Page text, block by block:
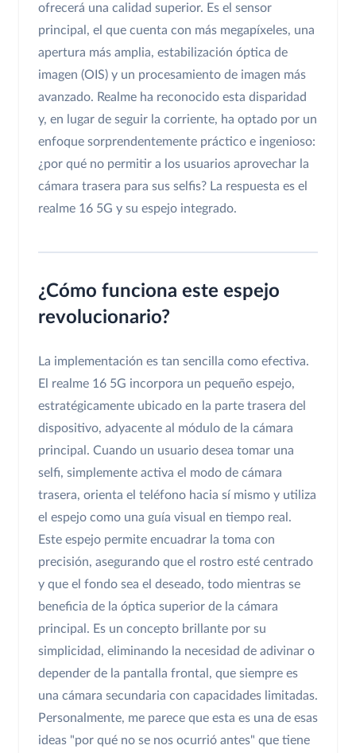
ofrecerá una calidad superior. Es el sensor
principal, el que cuenta con más megapíxeles, una
apertura más amplia, estabilización óptica de
imagen (OIS) y un procesamiento de imagen más
avanzado. Realme ha reconocido esta disparidad
y, en lugar de seguir la corriente, ha optado por un
enfoque sorprendentemente práctico e ingenioso:
¿por qué no permitir a los usuarios aprovechar la
cámara trasera para sus selfis? La respuesta es el
realme 16 5G y su espejo integrado.
¿Cómo funciona este espejo
revolucionario?
La implementación es tan sencilla como efectiva.
El realme 16 5G incorpora un pequeño espejo,
estratégicamente ubicado en la parte trasera del
dispositivo, adyacente al módulo de la cámara
principal. Cuando un usuario desea tomar una
selfi, simplemente activa el modo de cámara
trasera, orienta el teléfono hacia sí mismo y utiliza
el espejo como una guía visual en tiempo real.
Este espejo permite encuadrar la toma con
precisión, asegurando que el rostro esté centrado
y que el fondo sea el deseado, todo mientras se
beneficia de la óptica superior de la cámara
principal. Es un concepto brillante por su
simplicidad, eliminando la necesidad de adivinar o
depender de la pantalla frontal, que siempre es
una cámara secundaria con capacidades limitadas.
Personalmente, me parece que esta es una de esas
ideas "por qué no se nos ocurrió antes" que tiene